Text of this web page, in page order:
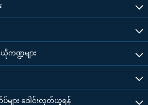
ကဏ္ဍများ
ျား ဒေါင်းလုတ်ယူရန်